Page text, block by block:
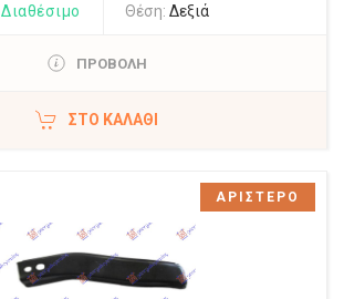
Διαθέσιμο Θέση: Δεξιά
ΠΡΟΒΟΛΗ
ΣΤΟ ΚΑΛΆΘΙ
ΑΡΙΣΤΕΡΟ